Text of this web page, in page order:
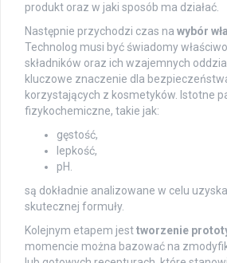
produkt oraz w jaki sposób ma działać.
Następnie przychodzi czas na wybór
Technolog musi być świadomy
składników oraz ich wzajemnych
kluczowe znaczenie dla
korzystających z kosmetyków. Istotne
fizykochemiczne, takie jak:
gęstość,
lepkość,
pH.
są dokładnie analizowane w celu
skutecznej formuły.
Kolejnym etapem jesttworzenie
momencie można bazować na